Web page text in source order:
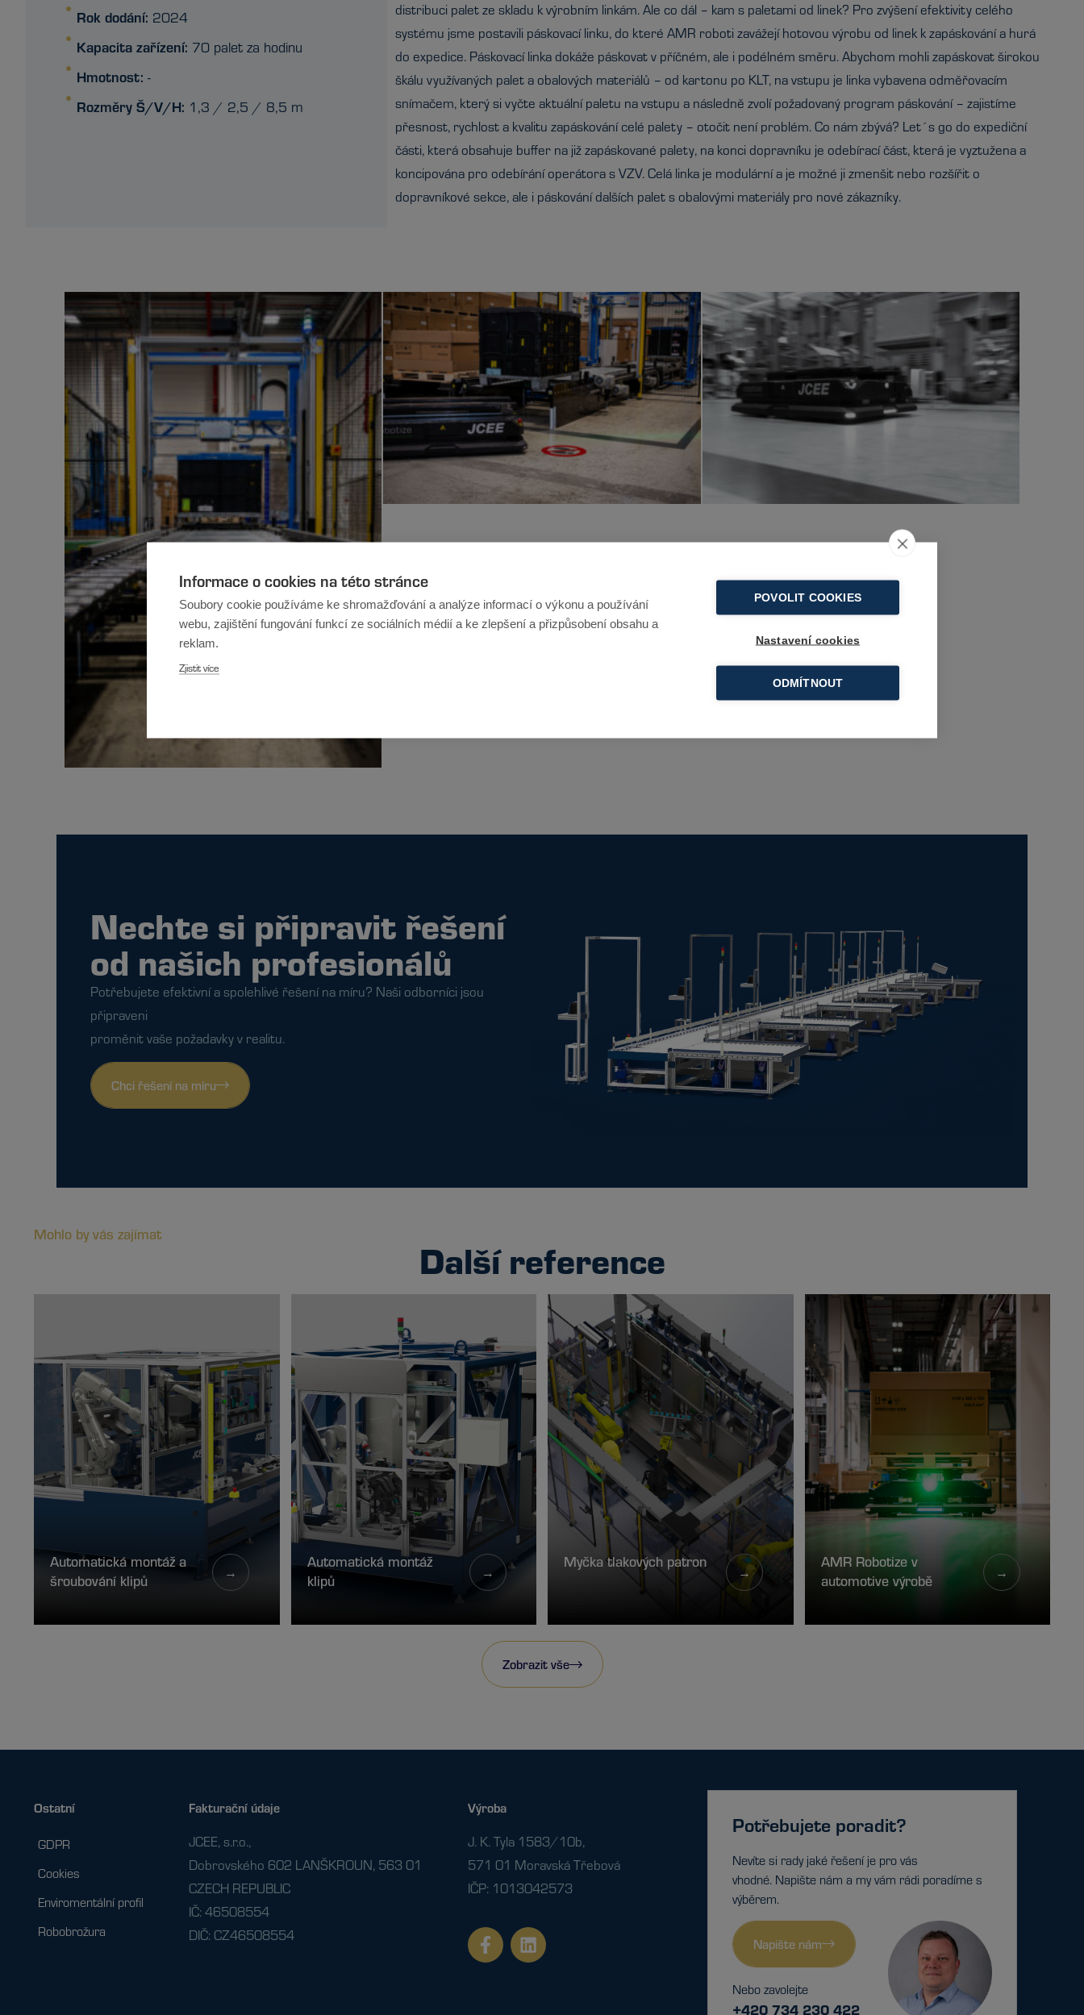
Rok dodání: 2024
Kapacita zařízení: 70 palet za hodinu
Hmotnost: -
Rozměry Š/V/H: 1,3 / 2,5 / 8,5 m
distribuci palet ze skladu k výrobním linkám. Ale co dál – kam s paletami od linek? Pro zvýšení efektivity celého
systému jsme postavili páskovací linku, do které AMR roboti zavážejí hotovou výrobu od linek k zapáskování a hurá
do expedice. Páskovací linka dokáže páskovat v příčném, ale i podélném směru. Abychom mohli zapáskovat širokou
škálu využívaných palet a obalových materiálů – od kartonu po KLT, na vstupu je linka vybavena odměřovacím
snímačem, který si vyčte aktuální paletu na vstupu a následně zvolí požadovaný program páskování – zajistíme
přesnost, rychlost a kvalitu zapáskování celé palety – otočit není problém. Co nám zbývá? Let´s go do expediční
části, která obsahuje buffer na již zapáskované palety, na konci dopravníku je odebírací část, která je vyztužena a
koncipována pro odebírání operátora s VZV. Celá linka je modulární a je možné ji zmenšit nebo rozšířit o
dopravníkové sekce, ale i páskování dalších palet s obalovými materiály pro nové zákazníky.
Nechte si připravit řešení
od našich profesionálů
Potřebujete efektivní a spolehlivé řešení na míru? Naši odborníci jsou
připraveni
proměnit vaše požadavky v realitu.
Chci řešení na míru
Mohlo by vás zajímat
Další reference
Automatická montáž a
šroubování klipů
→
Automatická montáž
klipů
→
Myčka tlakových patron
→
AMR Robotize v
automotive výrobě
→
Zobrazit vše
Ostatní
GDPR
Cookies
Enviromentální profil
Robobrožura
Fakturační údaje
JCEE, s.r.o.,
Dobrovského 602 LANŠKROUN, 563 01
CZECH REPUBLIC
IČ: 46508554
DIČ: CZ46508554
Výroba
J. K. Tyla 1583/10b,
571 01 Moravská Třebová
IČP: 1013042573
Potřebujete poradit?
Nevíte si rady jaké řešení je pro vás
vhodné. Napište nám a my vám rádi poradíme s
výběrem.
Napište nám
Nebo zavolejte
+420 734 230 422
Informace o cookies na této stránce
Soubory cookie používáme ke shromažďování a analýze informací o výkonu a používání
webu, zajištění fungování funkcí ze sociálních médií a ke zlepšení a přizpůsobení obsahu a
reklam.
Zjistit více
POVOLIT COOKIES
Nastavení cookies
ODMÍTNOUT